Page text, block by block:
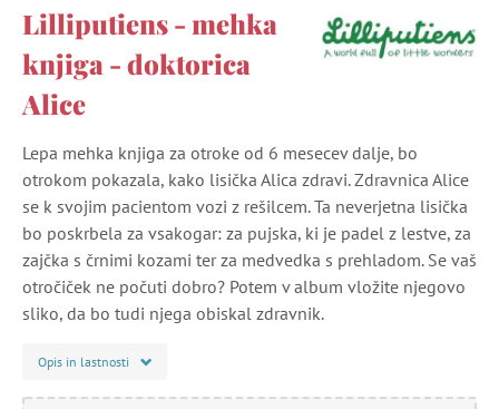
Lilliputiens - mehka
knjiga - doktorica
Alice
Lepa mehka knjiga za otroke od 6 mesecev dalje, bo
otrokom pokazala, kako lisička Alica zdravi. Zdravnica Alice
se k svojim pacientom vozi z rešilcem. Ta neverjetna lisička
bo poskrbela za vsakogar: za pujska, ki je padel z lestve, za
zajčka s črnimi kozami ter za medvedka s prehladom. Se vaš
otročiček ne počuti dobro? Potem v album vložite njegovo
sliko, da bo tudi njega obiskal zdravnik.
Opis in lastnosti